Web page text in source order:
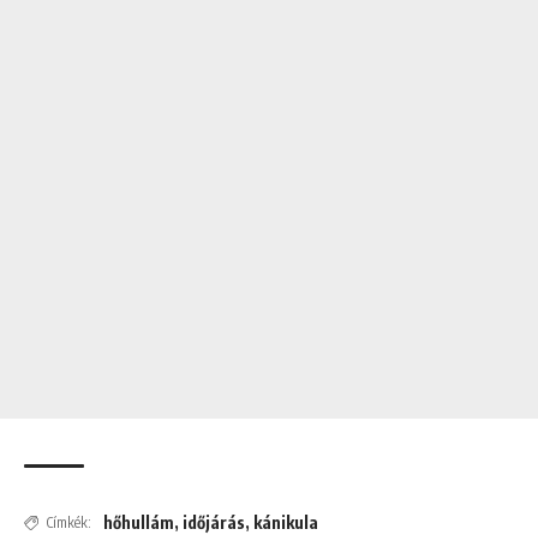
Címkék: hőhullám, időjárás, kánikula